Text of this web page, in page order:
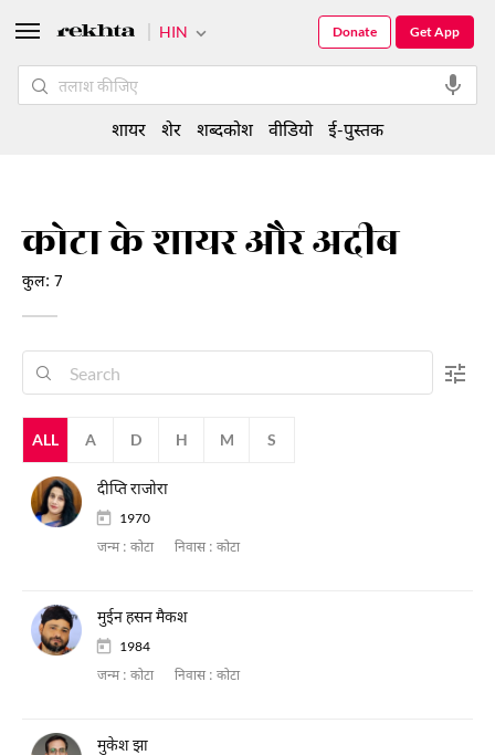
कोटा के शायर और अदीब
कुल: 7
ALL A D H M S
दीप्ति राजोरा
1970
जन्म : कोटा निवास : कोटा
मुईन हसन मैकश
1984
जन्म : कोटा निवास : कोटा
मुकेश झा
HIN Get App
Donate
शायर शेर शब्दकोश वीडियो ई-पुस्तक